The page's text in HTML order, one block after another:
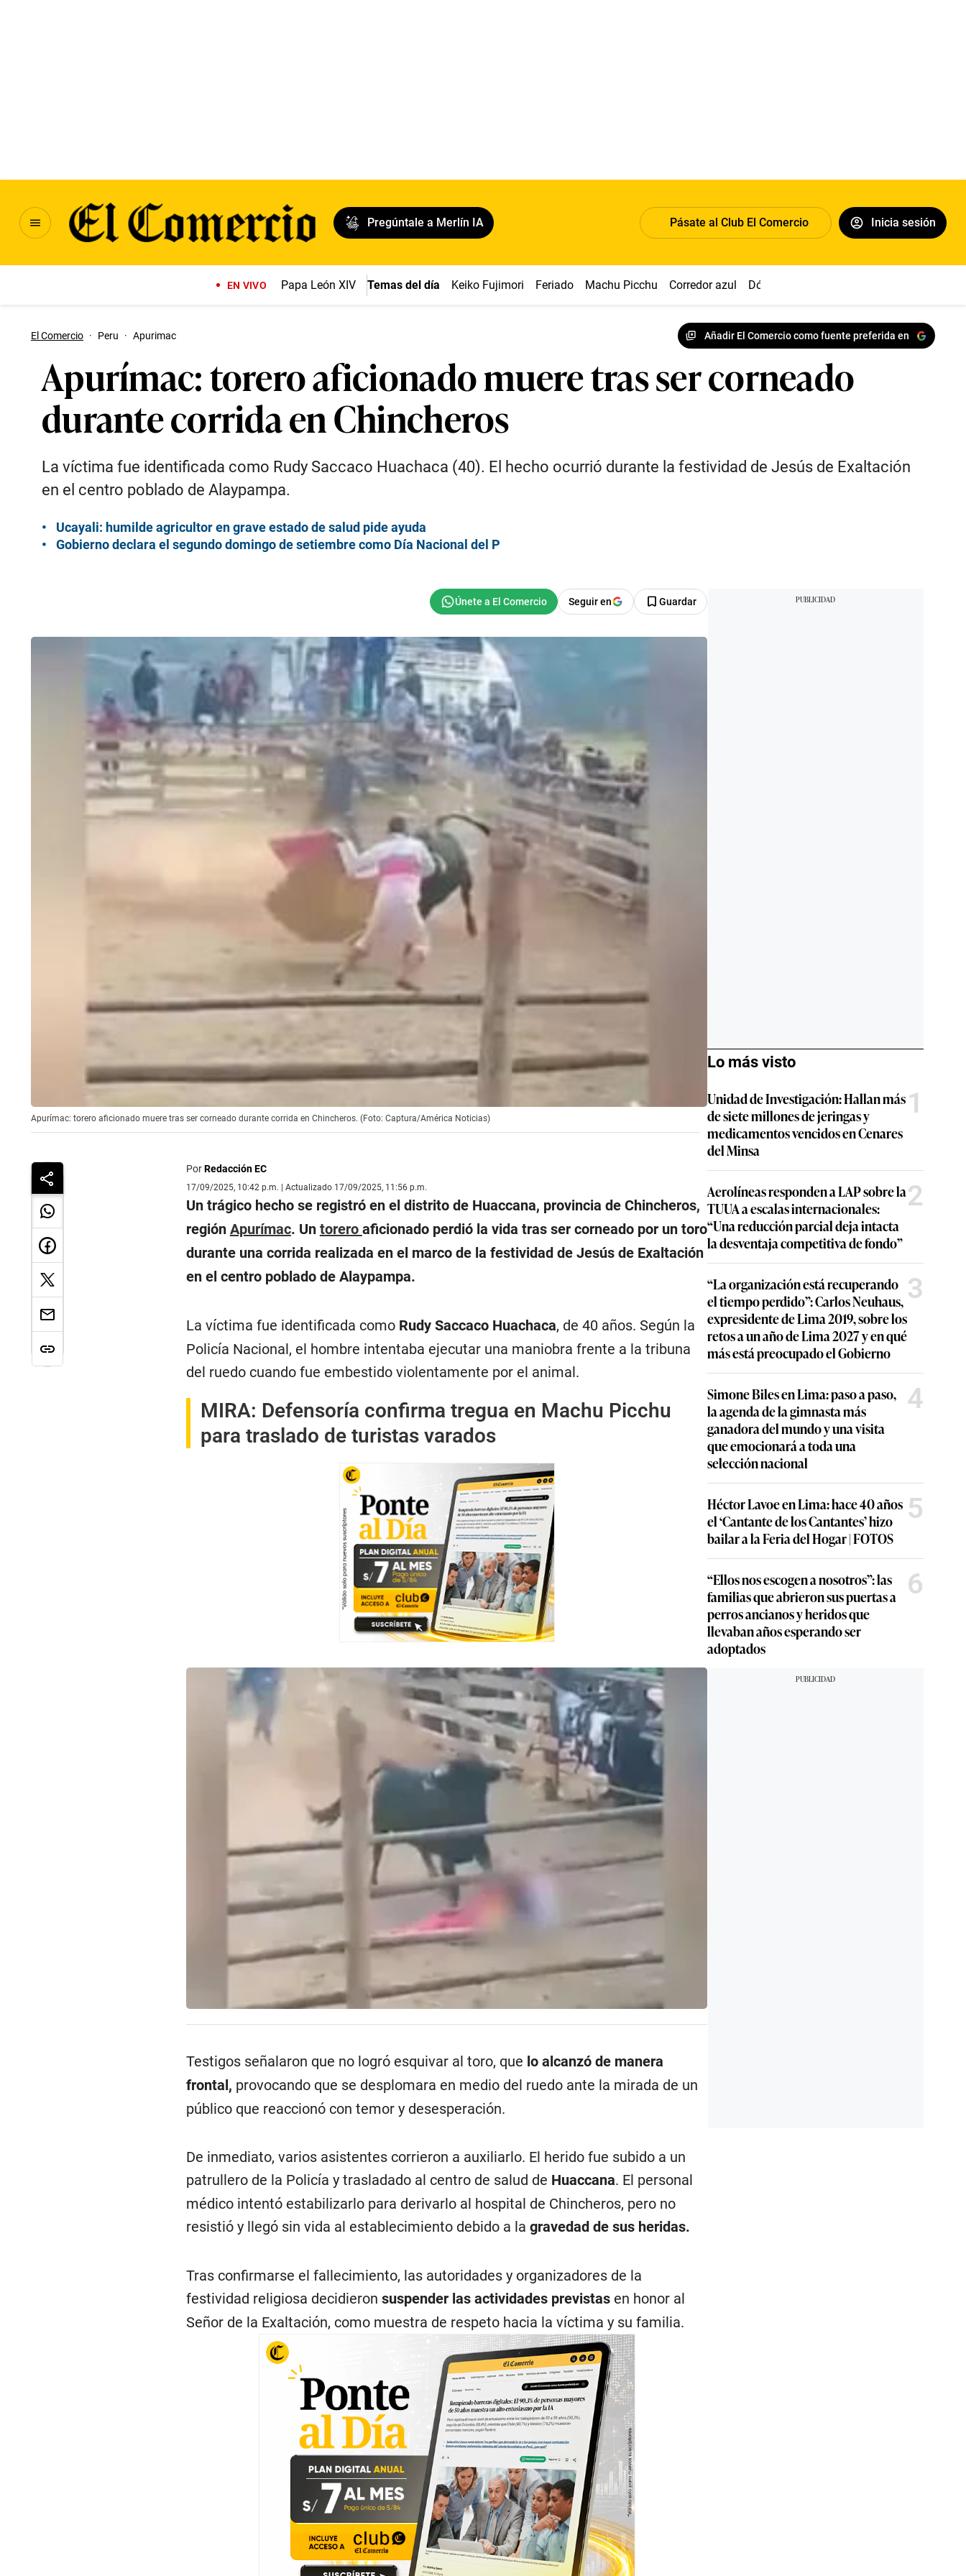
Pregúntale a Merlín IA Pásate al Club El Comercio Inicia sesión
EN VIVO Papa León XIV Temas del día Keiko Fujimori Feriado Machu Picchu Corredor azul Dólar
El Comercio · Peru · Apurimac Añadir El Comercio como fuente preferida en
Apurímac: torero aficionado muere tras ser corneado
durante corrida en Chincheros
La víctima fue identificada como Rudy Saccaco Huachaca (40). El hecho ocurrió durante la festividad de Jesús de Exaltación
en el centro poblado de Alaypampa.
Ucayali: humilde agricultor en grave estado de salud pide ayuda
Gobierno declara el segundo domingo de setiembre como Día Nacional del P
Seguir en Guardar
Apurímac: torero aficionado muere tras ser corneado durante corrida en Chincheros. (Foto: Captura/América Noticias)
PorRedacción EC
17/09/2025, 10:42 p.m. | Actualizado 17/09/2025, 11:56 p.m.
Un trágico hecho se registró en el distrito de Huaccana, provincia de Chincheros,
región Apurímac. Un torero aficionado perdió la vida tras ser corneado por un toro
durante una corrida realizada en el marco de la festividad de Jesús de Exaltación
en el centro poblado de Alaypampa.
La víctima fue identificada comoRudy Saccaco Huachaca, de 40 años. Según la
Policía Nacional, el hombre intentaba ejecutar una maniobra frente a la tribuna
del ruedo cuando fue embestido violentamente por el animal.
MIRA: Defensoría confirma tregua en Machu Picchu
para traslado de turistas varados
Testigos señalaron que no logró esquivar al toro, que lo alcanzó de manera
frontal, provocando que se desplomara en medio del ruedo ante la mirada de un
público que reaccionó con temor y desesperación.
De inmediato, varios asistentes corrieron a auxiliarlo. El herido fue subido a un
patrullero de la Policía y trasladado al centro de salud de Huaccana. El personal
médico intentó estabilizarlo para derivarlo al hospital de Chincheros, pero no
resistió y llegó sin vida al establecimiento debido a la gravedad de sus heridas.
Tras confirmarse el fallecimiento, las autoridades y organizadores de la
festividad religiosa decidieron suspender las actividades previstas en honor al
Señor de la Exaltación, como muestra de respeto hacia la víctima y su familia.
Lo más visto
Unidad de Investigación: Hallan más
de siete millones de jeringas y
medicamentos vencidos en Cenares
del Minsa
1
Aerolíneas responden a LAP sobre la
TUUA a escalas internacionales:
“Una reducción parcial deja intacta
la desventaja competitiva de fondo”
2
“La organización está recuperando
el tiempo perdido”: Carlos Neuhaus,
expresidente de Lima 2019, sobre los
retos a un año de Lima 2027 y en qué
más está preocupado el Gobierno
3
Simone Biles en Lima: paso a paso,
la agenda de la gimnasta más
ganadora del mundo y una visita
que emocionará a toda una
selección nacional
4
Héctor Lavoe en Lima: hace 40 años
el ‘Cantante de los Cantantes’ hizo
bailar a la Feria del Hogar | FOTOS
5
“Ellos nos escogen a nosotros”: las
familias que abrieron sus puertas a
perros ancianos y heridos que
llevaban años esperando ser
adoptados
6